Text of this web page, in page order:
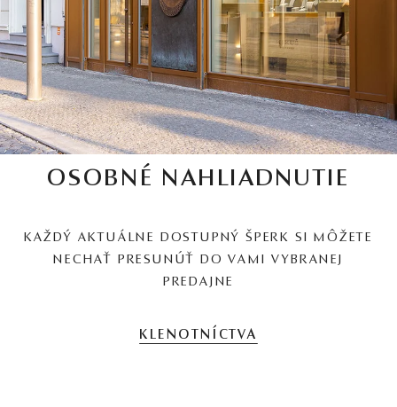
OSOBNÉ NAHLIADNUTIE
KAŽDÝ AKTUÁLNE DOSTUPNÝ ŠPERK SI MÔŽETE
NECHAŤ PRESUNÚŤ DO VAMI VYBRANEJ
PREDAJNE
KLENOTNÍCTVA